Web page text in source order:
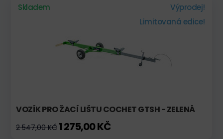
Skladem
Výprodej!
Limitovaná edice!
VOZÍK PRO ŽACÍ LIŠTU COCHET GTSH - ZELENÁ
2 547,00 KČ 1 275,00 KČ